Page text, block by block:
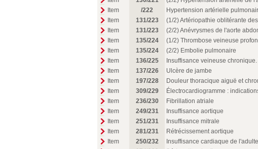
Item
/222
Hypertension artérielle
Item
131/223
(1/2) Artériopathie oblitérante
Item
131/223
(2/2) Anévrysmes de l'aorte
Item
135/224
(1/2) Thrombose veineuse
Item
135/224
(2/2) Embolie pulmonaire
Item
136/225
Insuffisance veineuse
Item
137/226
Ulcère de jambe
Item
197/228
Douleur thoracique aiguë et
Item
309/229
Électrocardiogramme :
Item
236/230
Fibrillation atriale
Item
249/231
Insuffisance aortique
Item
251/231
Insuffisance mitrale
Item
281/231
Rétrécissement aortique
Item
250/232
Insuffisance cardiaque de l'adulte